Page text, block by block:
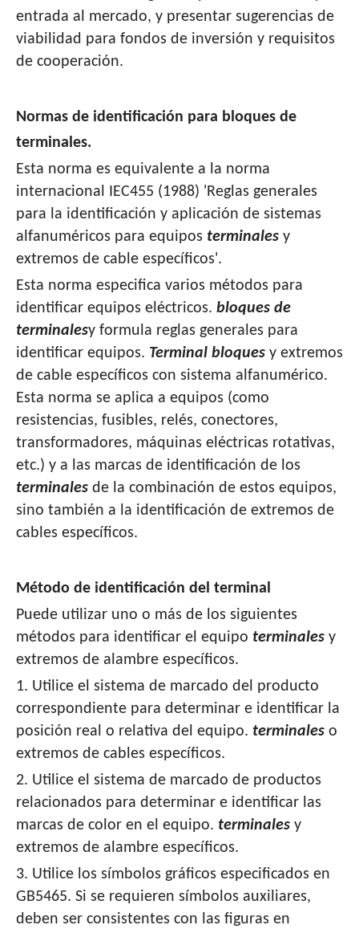
entrada al mercado, y presentar sugerencias de
viabilidad para fondos de inversión y requisitos
de cooperación.
Normas de identificación para bloques de
terminales.
Esta norma es equivalente a la norma
internacional IEC455 (1988) 'Reglas generales
para la identificación y aplicación de sistemas
alfanuméricos para equipos terminales y
extremos de cable específicos'.
Esta norma especifica varios métodos para
identificar equipos eléctricos. bloques de
terminalesy formula reglas generales para
identificar equipos. Terminal bloques y extremos
de cable específicos con sistema alfanumérico.
Esta norma se aplica a equipos (como
resistencias, fusibles, relés, conectores,
transformadores, máquinas eléctricas rotativas,
etc.) y a las marcas de identificación de los
terminales de la combinación de estos equipos,
sino también a la identificación de extremos de
cables específicos.
Método de identificación del terminal
Puede utilizar uno o más de los siguientes
métodos para identificar el equipo terminales y
extremos de alambre específicos.
1. Utilice el sistema de marcado del producto
correspondiente para determinar e identificar la
posición real o relativa del equipo. terminales o
extremos de cables específicos.
2. Utilice el sistema de marcado de productos
relacionados para determinar e identificar las
marcas de color en el equipo. terminales y
extremos de alambre específicos.
3. Utilice los símbolos gráficos especificados en
GB5465. Si se requieren símbolos auxiliares,
deben ser consistentes con las figuras en